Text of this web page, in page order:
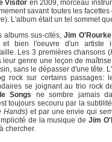
Visitor en 2009, morceau
savant toutes les
L'album était un tel sommet
albums sus-cités, Jim O'Rourke
bien l'oeuvre d'un artiste
Les 3 premières chansons (
genre une leçon de
sans le dépasser d'une tête.
rock sur certains passages:
se joignant au trio rock
Songs ne sombre jamais
toujours secouru par la
Hands) et par une envie qui
de la musique deJim
chercher.